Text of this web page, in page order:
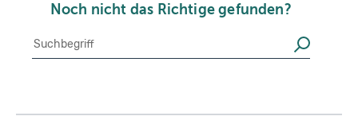
Noch nicht das Richtige gefunden?
Suche Suchen